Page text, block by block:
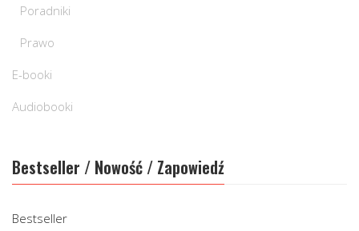
Poradniki
Prawo
E-booki
Audiobooki
Bestseller / Nowość / Zapowiedź
Bestseller